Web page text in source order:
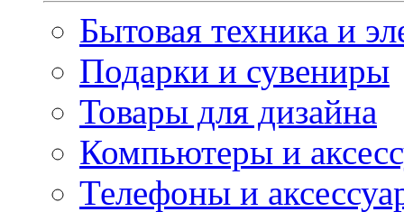
Бытовая техника и
Подарки и сувениры
Товары для дизайна
Компьютеры и
Телефоны и